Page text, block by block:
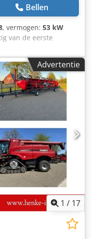
Bellen
, vermogen: 53 kW
van de eerste
Agozdmute Tsa
1988. Voorste
u versnellingsbak.
null
Advertentie
1 / 17